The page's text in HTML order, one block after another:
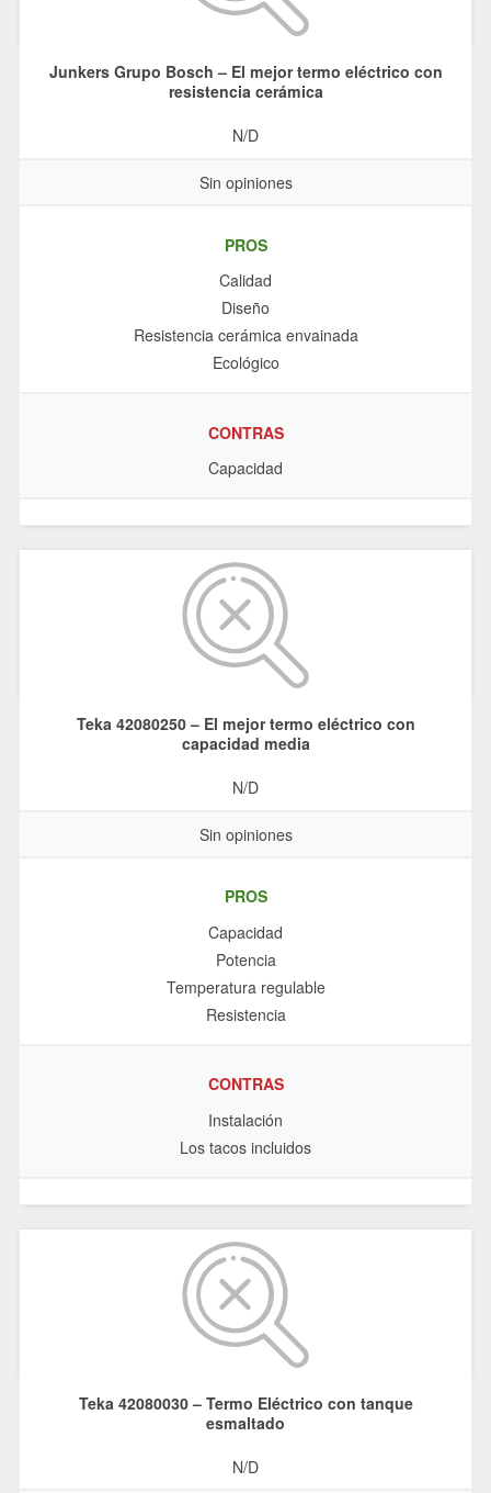
Junkers Grupo Bosch – El mejor termo eléctrico con
resistencia cerámica
N/D
Sin opiniones
PROS
Calidad
Diseño
Resistencia cerámica envainada
Ecológico
CONTRAS
Capacidad
Teka 42080250 – El mejor termo eléctrico con
capacidad media
N/D
Sin opiniones
PROS
Capacidad
Potencia
Temperatura regulable
Resistencia
CONTRAS
Instalación
Los tacos incluidos
Teka 42080030 – Termo Eléctrico con tanque
esmaltado
N/D